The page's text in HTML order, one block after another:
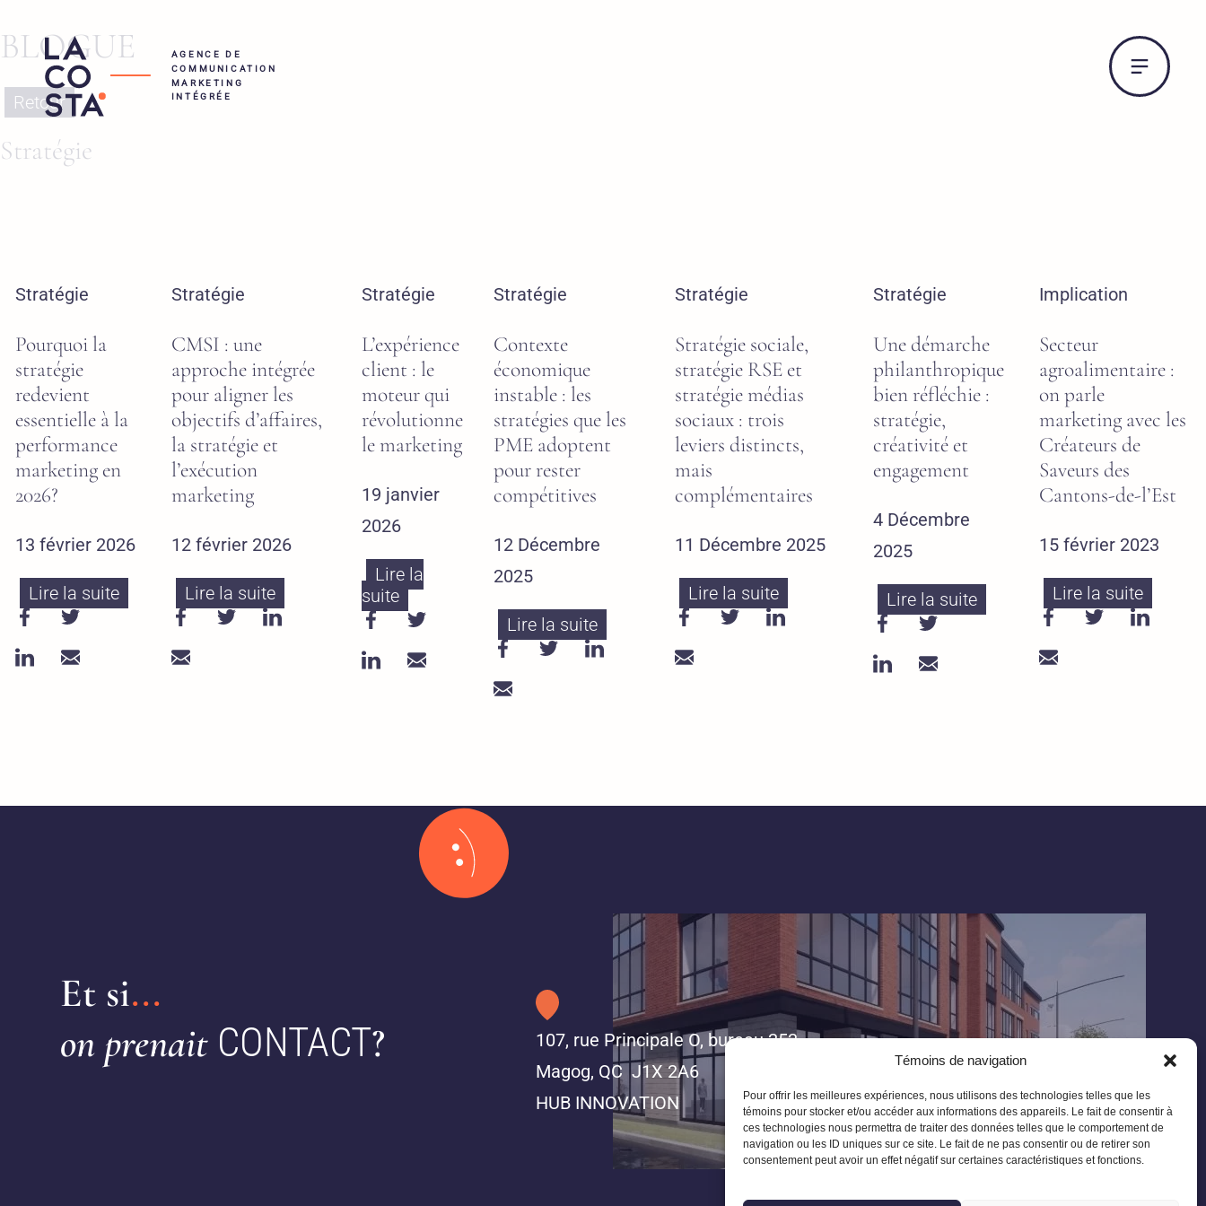
Témoins de navigation
Pour offrir les meilleures expériences, nous utilisons des technologies telles que les
témoins pour stocker et/ou accéder aux informations des appareils. Le fait de consentir à
ces technologies nous permettra de traiter des données telles que le comportement de
navigation ou les ID uniques sur ce site. Le fait de ne pas consentir ou de retirer son
consentement peut avoir un effet négatif sur certaines caractéristiques et fonctions.
AGENCE DE
COMMUNICATION
MARKETING
INTÉGRÉE
BLOGUE
Retour
Stratégie
Stratégie
Pourquoi la
stratégie
redevient
essentielle à la
performance
marketing en
2026?
13 février 2026
Lire la suite
Stratégie
CMSI : une
approche intégrée
pour aligner les
objectifs d’affaires,
la stratégie et
l’exécution
marketing
12 février 2026
Lire la suite
Stratégie
L’expérience
client : le
moteur qui
révolutionne
le marketing
19 janvier
2026
Lire la
suite
Stratégie
Contexte
économique
instable : les
stratégies que les
PME adoptent
pour rester
compétitives
12 Décembre
2025
Lire la suite
Stratégie
Stratégie sociale,
stratégie RSE et
stratégie médias
sociaux : trois
leviers distincts,
mais
complémentaires
11 Décembre 2025
Lire la suite
Stratégie
Une démarche
philanthropique
bien réfléchie :
stratégie,
créativité et
engagement
4 Décembre
2025
Lire la suite
Implication
Secteur
agroalimentaire :
on parle
marketing avec les
Créateurs de
Saveurs des
Cantons-de-l’Est
15 février 2023
Lire la suite
Et si...
on prenait CONTACT?
107, rue Principale O, bureau 252
Magog, QC J1X 2A6
HUB INNOVATION